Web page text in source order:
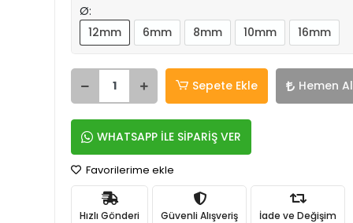
Ø:
12mm
6mm 8mm 10mm 16mm
Sepete Ekle Hemen Al
WHATSAPP İLE SİPARİŞ VER
Favorilerime ekle
Hızlı Gönderi Güvenli Alışveriş İade ve Değişim